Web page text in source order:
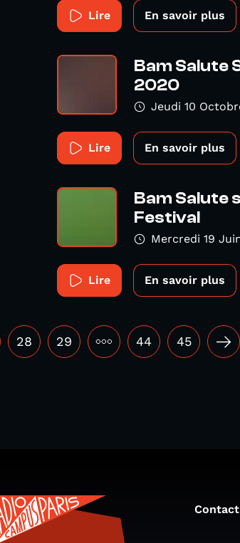
Lire En savoir plus
Bam Salute
2020
Jeudi 10
Lire En savoir plus
Bam Salute
Festival
Mercredi 19
Lire En savoir plus
28 29 ••• 44 45
Contact